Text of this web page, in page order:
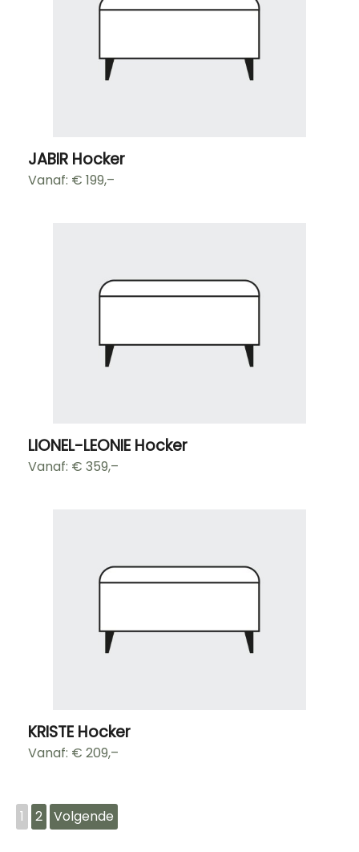
JABIR Hocker
Vanaf: € 199,–
LIONEL-LEONIE Hocker
Vanaf: € 359,–
KRISTE Hocker
Vanaf: € 209,–
1 2 Volgende